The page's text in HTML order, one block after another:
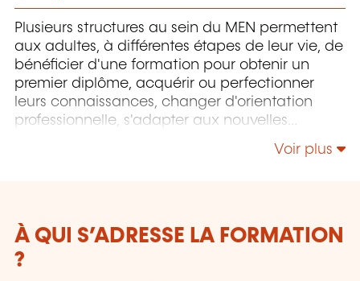
Plusieurs structures au sein du MEN permettent
aux adultes, à différentes étapes de leur vie, de
bénéficier d'une formation pour obtenir un
premier diplôme, acquérir ou perfectionner
leurs connaissances, changer d'orientation
professionnelle, s'adapter aux nouvelles
technologies, enrichir leur culture personnelle...
Voir plus
À QUI S’ADRESSE LA FORMATION
?